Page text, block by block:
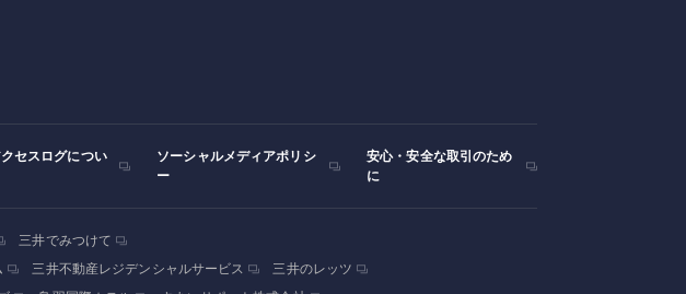
セスログについ
ソーシャルメディアポリシ
ー
安心・安全な取引のため
に
三井でみつけて
三井不動産レジデンシャルサービス
三井のレッツ